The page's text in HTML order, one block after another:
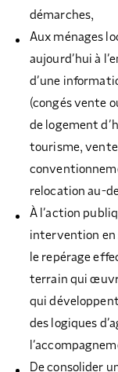
démarches,
Aux ménages
aujourd’hui à
d’une
(congés vente
de logement
tourisme, vente
relocation au-
À l’action
intervention en
le repérage
terrain qui
qui
des logiques
De consolider